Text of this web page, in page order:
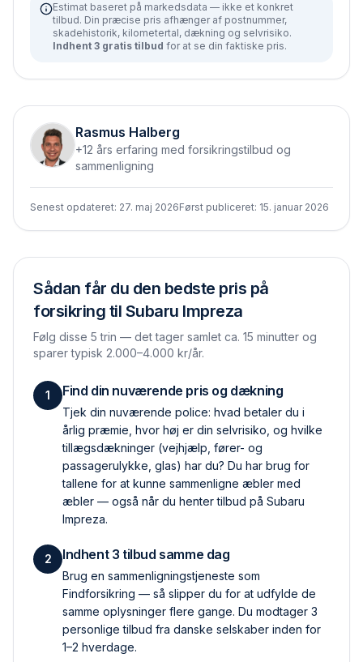
Estimat baseret på markedsdata — ikke et konkret
tilbud. Din præcise pris afhænger af postnummer,
skadehistorik, kilometertal, dækning og selvrisiko.
Indhent 3 gratis tilbud for at se din faktiske pris.
Rasmus Halberg
+12 års erfaring med forsikringstilbud og
sammenligning
Senest opdateret: 27. maj 2026Først publiceret: 15. januar 2026
Sådan får du den bedste pris på
forsikring til Subaru Impreza
Følg disse 5 trin — det tager samlet ca. 15 minutter og
sparer typisk 2.000–4.000 kr/år.
1 Find din nuværende pris og dækning
Tjek din nuværende police: hvad betaler du i
årlig præmie, hvor høj er din selvrisiko, og hvilke
tillægs­dækninger (vejhjælp, fører- og
passagerulykke, glas) har du? Du har brug for
tallene for at kunne sammenligne æbler med
æbler — også når du henter tilbud på Subaru
Impreza.
2 Indhent 3 tilbud samme dag
Brug en sammenlignings­tjeneste som
Findforsikring — så slipper du for at udfylde de
samme oplysninger flere gange. Du modtager 3
personlige tilbud fra danske selskaber inden for
1–2 hverdage.